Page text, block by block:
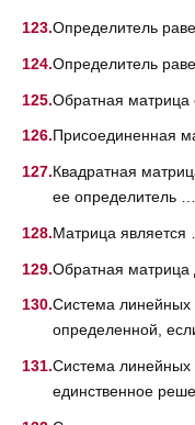
Определитель
Определитель
Обратная
Присоединенная
Квадратная
ее определитель …
Матрица
Обратная матрица
Система линейных
определенной,
Система линейных
единственное